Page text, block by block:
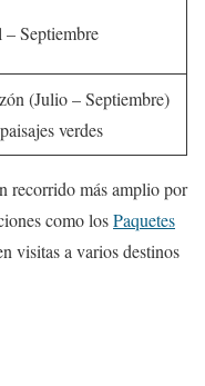
Septiembre
(Julio – Septiembre)
verdes
recorrido más amplio por
como losPaquetes
visitas a varios destinos